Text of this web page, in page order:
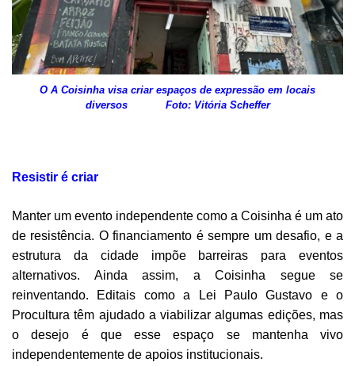
O A Coisinha visa criar espaços de expressão em locais
diversos Foto: Vitória Scheffer
Resistir é criar
Manter um evento independente como a Coisinha é um ato
de resistência. O financiamento é sempre um desafio, e a
estrutura da cidade impõe barreiras para eventos
alternativos. Ainda assim, a Coisinha segue se
reinventando. Editais como a Lei Paulo Gustavo e o
Procultura têm ajudado a viabilizar algumas edições, mas
o desejo é que esse espaço se mantenha vivo
independentemente de apoios institucionais.